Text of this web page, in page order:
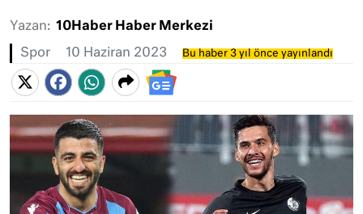
Yazan: 10Haber Haber Merkezi
Spor 10 Haziran 2023 Bu haber 3 yıl önce yayınlandı